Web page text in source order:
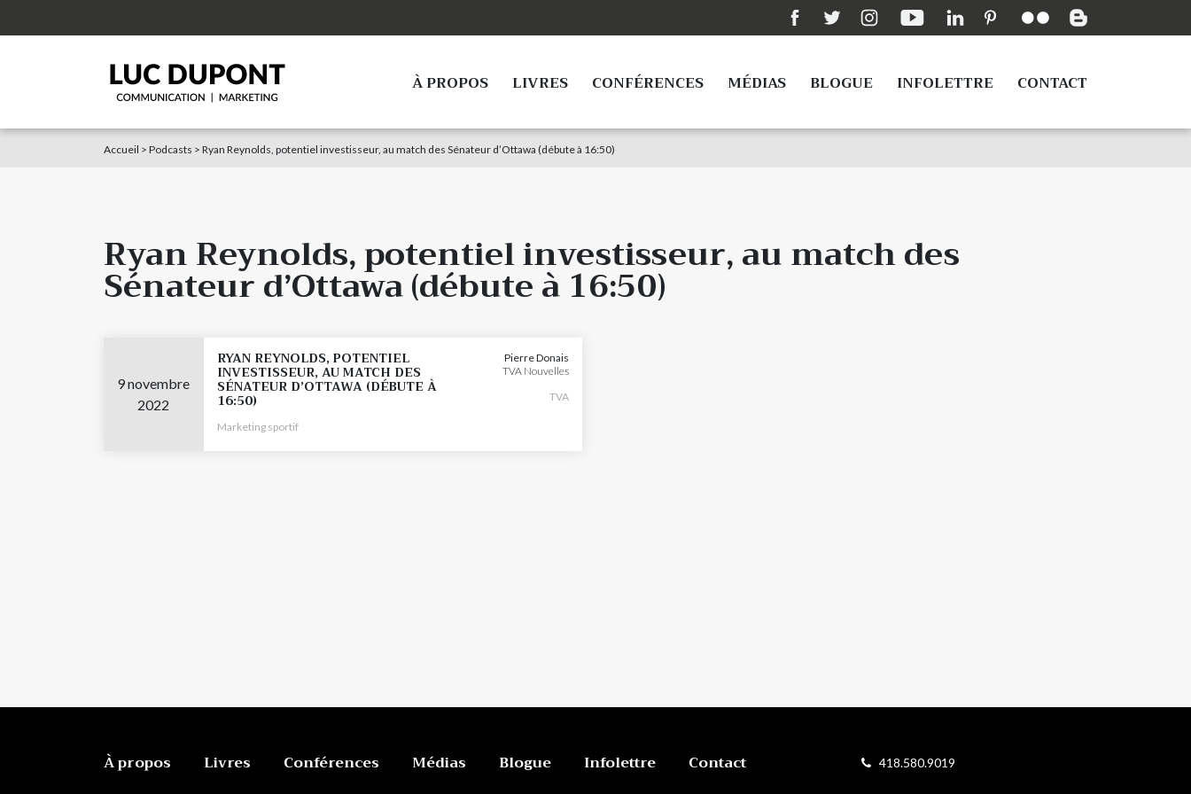
À PROPOS LIVRES CONFÉRENCES MÉDIAS BLOGUE INFOLETTRE CONTACT
Accueil > Podcasts > Ryan Reynolds, potentiel investisseur, au match des Sénateur d’Ottawa (débute à 16:50)
Ryan Reynolds, potentiel investisseur, au match des
Sénateur d’Ottawa (débute à 16:50)
9 novembre
2022
RYAN REYNOLDS, POTENTIEL
INVESTISSEUR, AU MATCH DES
SÉNATEUR D’OTTAWA (DÉBUTE À
16:50)
Marketing sportif
Pierre Donais
TVA Nouvelles
TVA
À propos Livres Conférences Médias Blogue Infolettre Contact 418.580.9019